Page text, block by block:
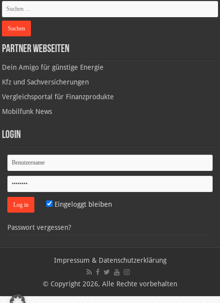
Partner Webseiten
Dein Amigo für günstige Energie
Kfz und Sachversicherungen
Vergleichsportal für Finanzprodukte
Mobilfunk News
Login
Eingeloggt bleiben
Passwort vergessen?
Impressum & Datenschutzerklärung
© Copyright 2026, Alle Rechte vorbehalten